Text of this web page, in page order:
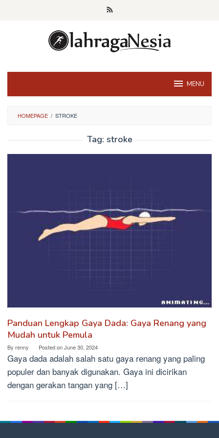
MENU
HOMEPAGE / STROKE
Tag: stroke
Panduan Lengkap Gaya Dada: Gaya Renang yang
Mudah untuk Pemula
By renny Posted onJune 30, 2024
Gaya dada adalah salah satu gaya renang yang paling
populer dan banyak digunakan. Gaya ini dicirikan
dengan gerakan tangan yang […]